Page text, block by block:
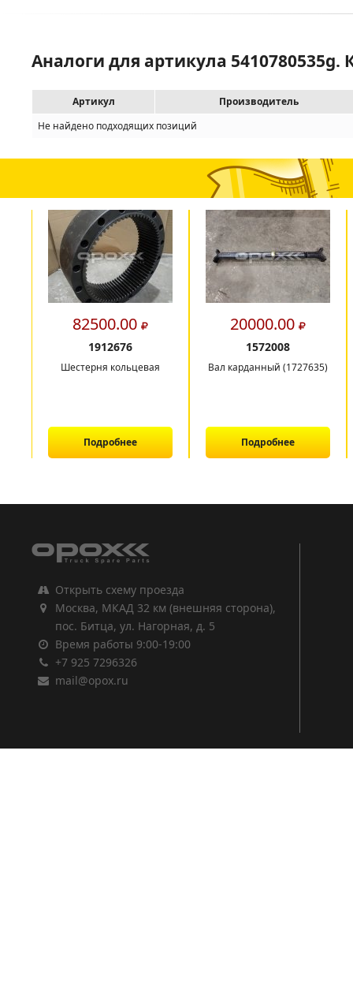
Аналоги для артикула
Артикул
Производитель
Не найдено подходящих позиций
82500.00
1912676
Шестерня кольцевая
Подробнее
20000.00
1572008
Вал карданный (1727635)
Подробнее
Открыть схему проезда
Москва, МКАД 32 км (внешняя сторона),
пос. Битца, ул. Нагорная, д. 5
Время работы 9:00-19:00
+7 925 7296326
mail@opox.ru